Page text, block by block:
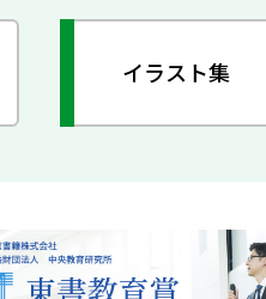
イラスト集